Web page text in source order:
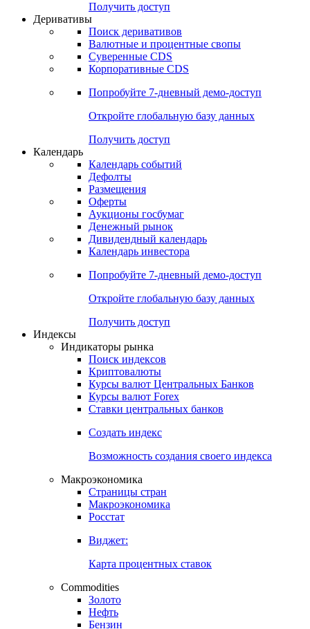
Попробуйте7-дневный
Откройте глобальную базу данных
Получить доступ
Деривативы
Валютные и процентные свопы
Корпоративные CDS
Попробуйте7-дневный
Откройте глобальную базу данных
Получить доступ
Календарь
Календарь событий
Дефолты
Размещения
Оферты
Денежный рынок
Календарь инвестора
Попробуйте7-дневный
Откройте глобальную базу данных
Получить доступ
Индикаторы рынка
Поиск индексов
Курсы валют Центральных Банков
Ставки центральных банков
Создать индекс
Возможность создания своего индекса
Страницы стран
Росстат
Виджет:
Карта процентных ставок